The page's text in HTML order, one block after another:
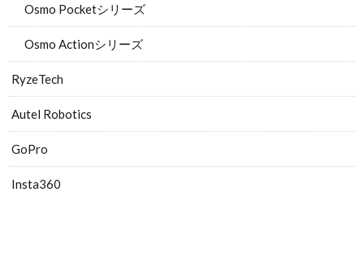
Osmo Pocketシリーズ
Osmo Actionシリーズ
RyzeTech
Autel Robotics
GoPro
Insta360